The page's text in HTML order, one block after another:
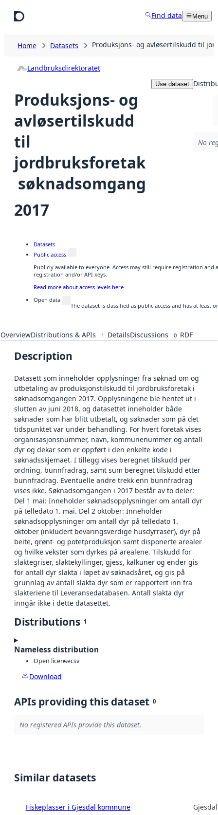
Find data Menu
Home Datasets Produksjons- og avløsertilskudd til
Landbruksdirektoratet
Produksjons- og
avløsertilskudd
til
jordbruksforetak
 søknadsomgang
2017
Use dataset
No
Datasets
Public access
Publicly available to everyone. Access may still require registration and
registration and/or API keys.
Read more about access levels here
Open data
The dataset is classified as public access and has at
OverviewDistributions & APIs 1 DetailsDiscussions 0 RDF
Description
Datasett som inneholder opplysninger fra søknad om og
utbetaling av produksjonstilskudd til jordbruksforetak i
søknadsomgangen 2017. Opplysningene ble hentet ut i
slutten av juni 2018, og datasettet inneholder både
søknader som har blitt utbetalt, og søknader som på det
tidspunktet var under behandling. For hvert foretak vises
organisasjonsnummer, navn, kommunenummer og antall
dyr og dekar som er oppført i den enkelte kode i
søknadsskjemaet. I tillegg vises beregnet tilskudd per
ordning, bunnfradrag, samt sum beregnet tilskudd etter
bunnfradrag. Eventuelle andre trekk enn bunnfradrag
vises ikke. Søknadsomgangen i 2017 består av to deler:
Del 1 mai: Inneholder søknadsopplysninger om antall dyr
på telledato 1. mai. Del 2 oktober: Inneholder
søknadsopplysninger om antall dyr på telledato 1.
oktober (inkludert bevaringsverdige husdyrraser), dyr på
beite, grønt- og potetproduksjon samt disponerte arealer
og hvilke vekster som dyrkes på arealene. Tilskudd for
slaktegriser, slaktekyllinger, gjess, kalkuner og ender gis
for antall dyr slakta i løpet av søknadsåret, og gis på
grunnlag av antall slakta dyr som er rapportert inn fra
slakteriene til Leveransedatabasen. Antall slakta dyr
inngår ikke i dette datasettet.
Distributions 1
Nameless distribution
Open licensecsv
Download
APIs providing this dataset 0
No registered APIs provide this dataset.
Similar datasets
Fiskeplasser i Gjesdal kommune